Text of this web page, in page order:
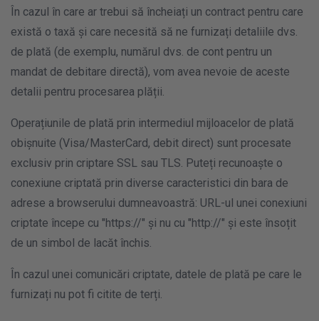
În cazul în care ar trebui să încheiați un contract pentru care
există o taxă și care necesită să ne furnizați detaliile dvs.
de plată (de exemplu, numărul dvs. de cont pentru un
mandat de debitare directă), vom avea nevoie de aceste
detalii pentru procesarea plății.
Operațiunile de plată prin intermediul mijloacelor de plată
obișnuite (Visa/MasterCard, debit direct) sunt procesate
exclusiv prin criptare SSL sau TLS. Puteți recunoaște o
conexiune criptată prin diverse caracteristici din bara de
adrese a browserului dumneavoastră: URL-ul unei conexiuni
criptate începe cu "https://" și nu cu "http://" și este însoțit
de un simbol de lacăt închis.
În cazul unei comunicări criptate, datele de plată pe care le
furnizați nu pot fi citite de terți.